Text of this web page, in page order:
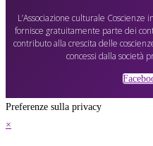
L’Associazione culturale Coscienze
fornisce gratuitamente parte dei
contributo alla crescita delle
concessi dalla società
Preferenze sulla privacy
×